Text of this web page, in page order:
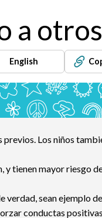
a
English
Los niños
y tienen mayor riesgo
verdad, sean ejemplo de
conductas